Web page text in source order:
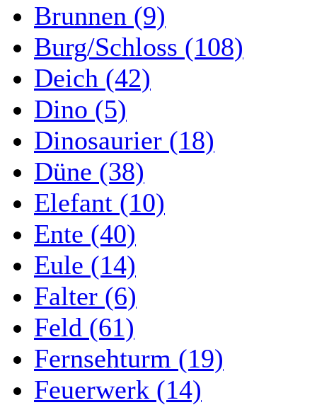
Brunnen (9)
Burg/Schloss (108)
Deich (42)
Dino (5)
Dinosaurier (18)
Düne (38)
Elefant (10)
Ente (40)
Eule (14)
Falter (6)
Feld (61)
Fernsehturm (19)
Feuerwerk (14)